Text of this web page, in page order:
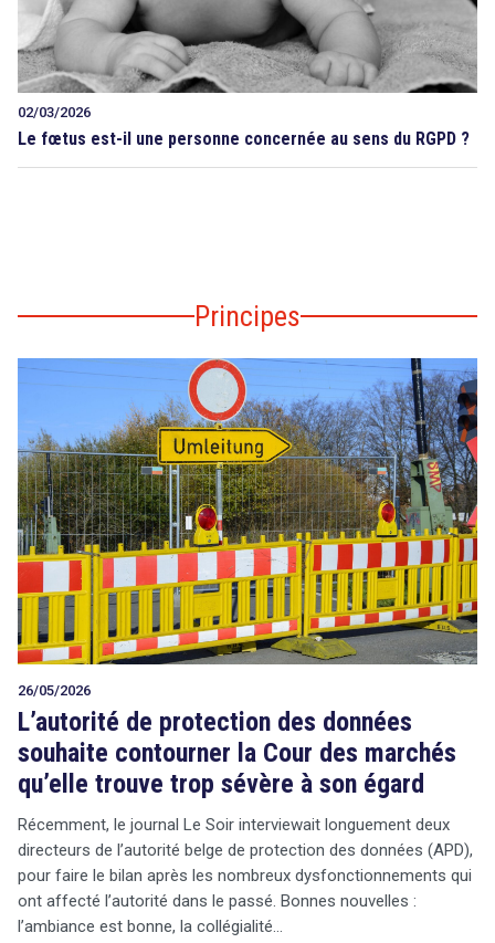
02/03/2026
Le fœtus est-il une personne concernée au sens du RGPD ?
Principes
26/05/2026
L’autorité de protection des données
souhaite contourner la Cour des marchés
qu’elle trouve trop sévère à son égard
Récemment, le journal Le Soir interviewait longuement deux
directeurs de l’autorité belge de protection des données (APD),
pour faire le bilan après les nombreux dysfonctionnements qui
ont affecté l’autorité dans le passé. Bonnes nouvelles :
l’ambiance est bonne, la collégialité…